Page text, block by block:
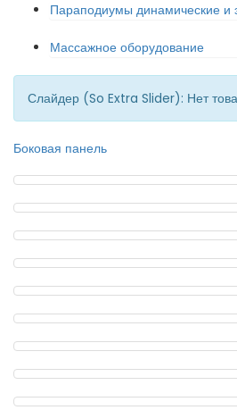
Параподиумы динамические и
Массажное оборудование
Слайдер (So Extra Slider): Нет
Боковая панель